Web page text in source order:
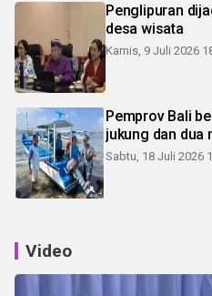
Penglipuran
desa wisata
Kamis, 9 Juli 2026
Pemprov Bali
jukung dan dua
Sabtu, 18 Juli 2026
Video